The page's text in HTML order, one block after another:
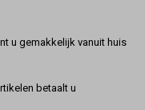
u gemakkelijk vanuit huis
betaalt u